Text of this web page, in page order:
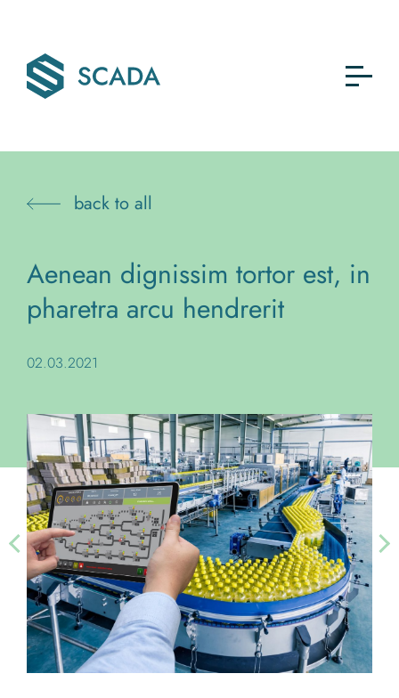
back to all
Aenean dignissim tortor est, in
pharetra arcu hendrerit
02.03.2021